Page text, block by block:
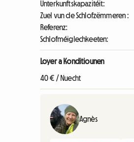
Unterkunftskapazitéit:
Zuel vun de Schlofzëmmeren :
Referenz:
Schlofméiglechkeeten:
Loyer a Konditiounen
40 € / Nuecht
Agnès